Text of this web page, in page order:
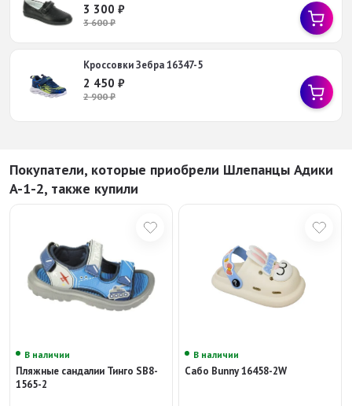
3 300 ₽
3 600₽
Кроссовки Зебра 16347-5
2 450 ₽
2 900₽
Покупатели, которые приобрели Шлепанцы Адики
A-1-2, также купили
В наличии
Пляжные сандалии Тинго SB8-
1565-2
В наличии
Сабо Bunny 16458-2W